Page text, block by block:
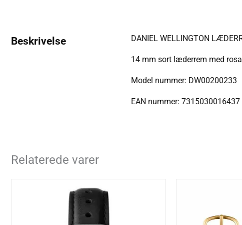
Beskrivelse DANIEL WELLINGTON
14 mm sort læderrem med
Model nummer: DW00200233
EAN nummer: 7315030016437
Relaterede varer